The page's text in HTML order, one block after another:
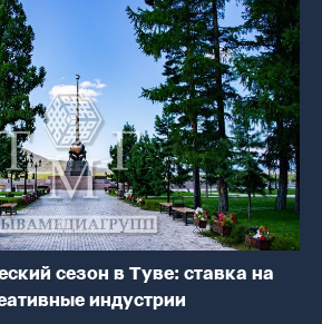
сезон в Туве: ставка на
индустрии